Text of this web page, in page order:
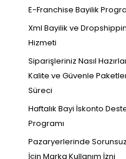
E-Franchise Bayilik
Xml Bayilik ve
Hizmeti
Siparişleriniz Nasıl
Kalite ve Güvenle
Süreci
Haftalık Bayi İskonto
Programı
Pazaryerlerinde Sorunsuz
İçin Marka Kullanım İzni